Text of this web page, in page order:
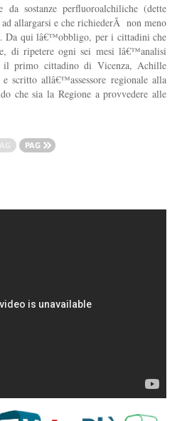
sostanze perfluoroalchiliche (dette
allargarsi e che richiederÃ non meno
Da qui lâ€™obbligo, per i cittadini che
di ripetere ogni sei mesi lâ€™analisi
il primo cittadino di Vicenza, Achille
scritto allâ€™assessore regionale alla
che sia la Regione a provvedere alle